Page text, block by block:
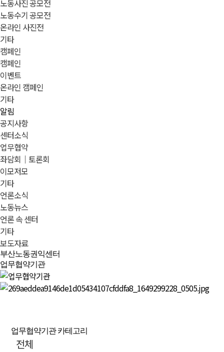
노동사진 공모전
노동수기 공모전
온라인 사진전
기타
캠페인
캠페인
이벤트
온라인 캠페인
기타
알림
공지사항
센터소식
업무협약
좌담회｜토론회
이모저모
기타
언론소식
노동뉴스
언론 속 센터
기타
보도자료
부산노동권익센터
업무협약기관
업무협약기관 카테고리
전체